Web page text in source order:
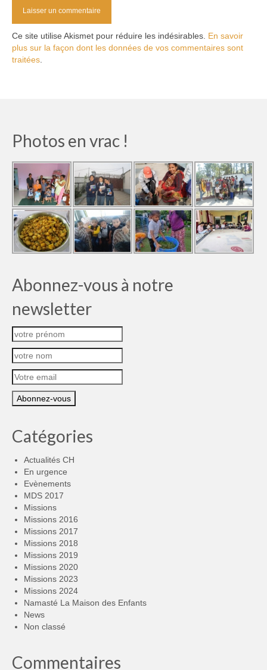
Ce site utilise Akismet pour réduire les indésirables. En savoir
plus sur la façon dont les données de vos commentaires sont
traitées
Photos en vrac !
Abonnez-vous à notre
newsletter
Catégories
Actualités CH
En urgence
Evènements
MDS 2017
Missions
Missions 2016
Missions 2017
Missions 2018
Missions 2019
Missions 2020
Missions 2023
Missions 2024
Namasté La Maison des Enfants
News
Non classé
Commentaires